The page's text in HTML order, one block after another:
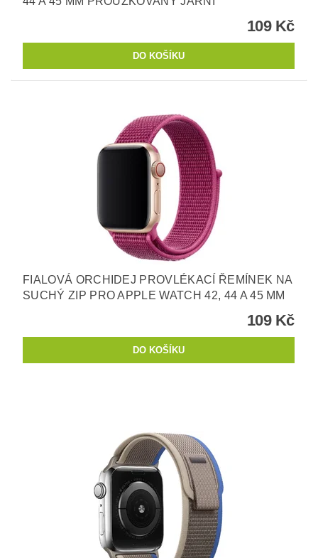
109 Kč
FIALOVÁ ORCHIDEJ PROVLÉKACÍ ŘEMÍNEK NA
SUCHÝ ZIP PRO APPLE WATCH 42, 44 A 45 MM
109 Kč